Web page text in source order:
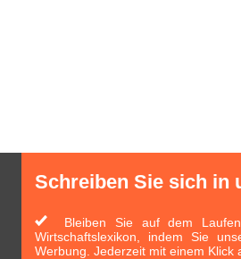
Schreiben Sie sich in
Bleiben Sie auf dem
Wirtschaftslexikon, indem Sie
Werbung. Jederzeit mit einem Klick